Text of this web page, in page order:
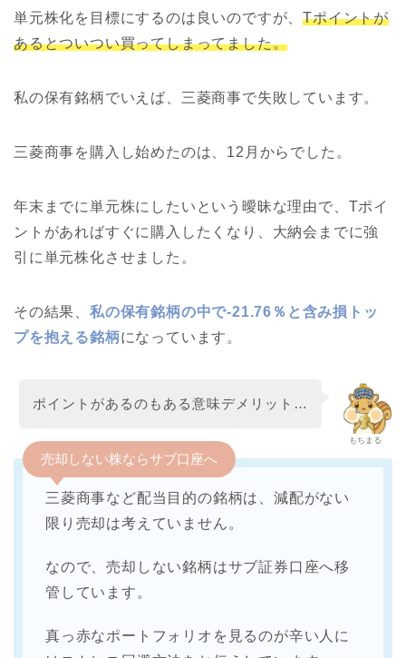
単元株化を目標にするのは良いのですが、Tポイントが
あるとついつい買ってしまってました。
私の保有銘柄でいえば、三菱商事で失敗しています。
三菱商事を購入し始めたのは、12月からでした。
年末までに単元株にしたいという曖昧な理由で、Tポイ
ントがあればすぐに購入したくなり、大納会までに強
引に単元株化させました。
その結果、 私の保有銘柄の中で-21.76％と含み損トッ
プを抱える銘柄になっています。
もちまる
ポイントがあるのもある意味デメリット…
売却しない株ならサブ口座へ
三菱商事など配当目的の銘柄は、減配がない
限り売却は考えていません。
なので、売却しない銘柄はサブ証券口座へ移
管しています。
真っ赤なポートフォリオを見るのが辛い人に